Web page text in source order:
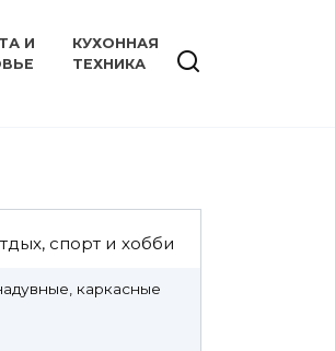
И
КУХОННАЯ
ТЕХНИКА
спорт и хобби
каркасные